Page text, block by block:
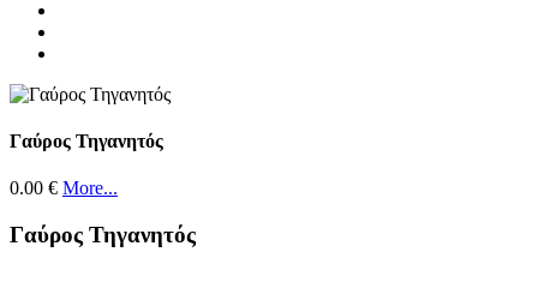
Γαύρος Τηγανητός
0.00 € More...
Γαύρος Τηγανητός